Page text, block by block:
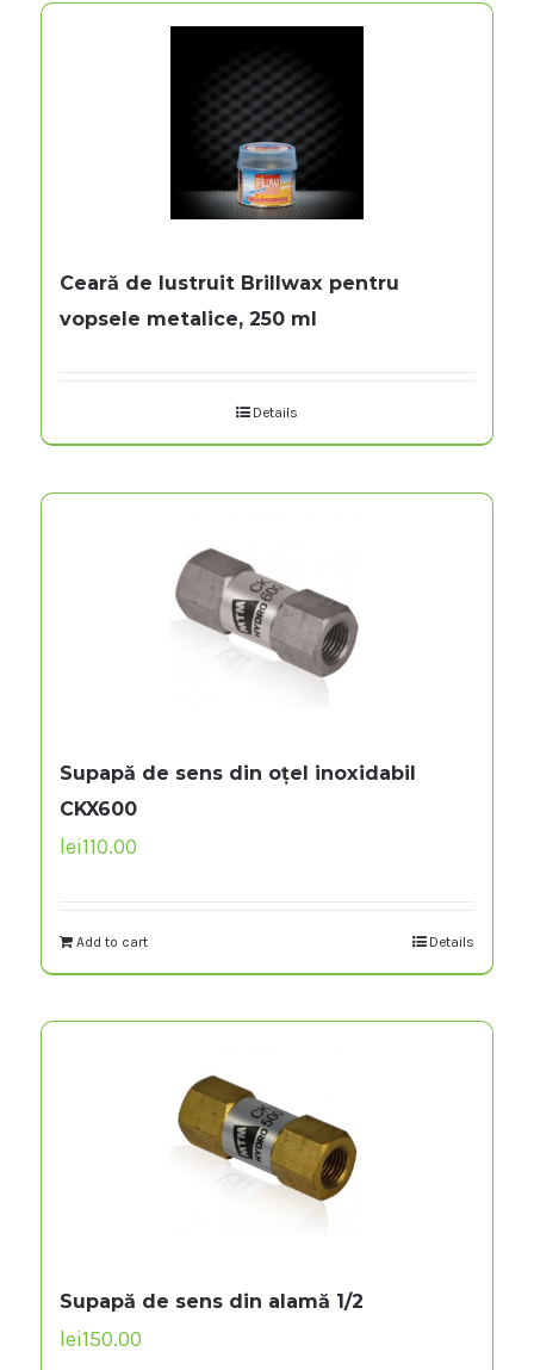
Ceară de lustruit Brillwax pentru
vopsele metalice, 250 ml
Details
Supapă de sens din oțel inoxidabil
CKX600
lei110.00
Add to cart Details
Supapă de sens din alamă 1/2
lei150.00